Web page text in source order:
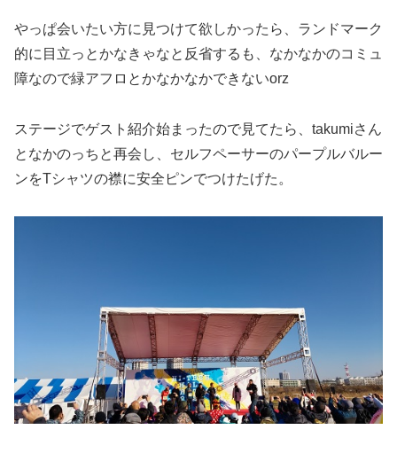
やっぱ会いたい方に見つけて欲しかったら、ランドマーク
的に目立っとかなきゃなと反省するも、なかなかのコミュ
障なので緑アフロとかなかなかできないorz
ステージでゲスト紹介始まったので見てたら、takumiさん
となかのっちと再会し、セルフペーサーのパープルバルー
ンをTシャツの襟に安全ピンでつけたげた。